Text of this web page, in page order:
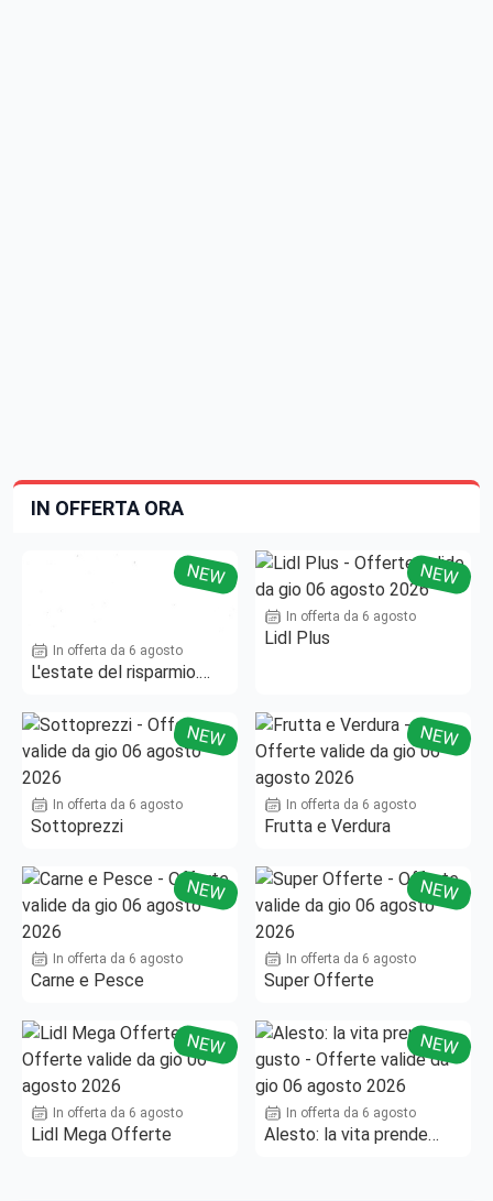
IN OFFERTA ORA
NEW
In offerta da 6 agosto
L'estate del risparmio.
NEW
In offerta da 6 agosto
Lidl Plus
NEW
In offerta da 6 agosto
Sottoprezzi
NEW
In offerta da 6 agosto
Frutta e Verdura
NEW
In offerta da 6 agosto
Carne e Pesce
NEW
In offerta da 6 agosto
Super Offerte
NEW
In offerta da 6 agosto
Lidl Mega Offerte
NEW
In offerta da 6 agosto
Alesto: la vita prende